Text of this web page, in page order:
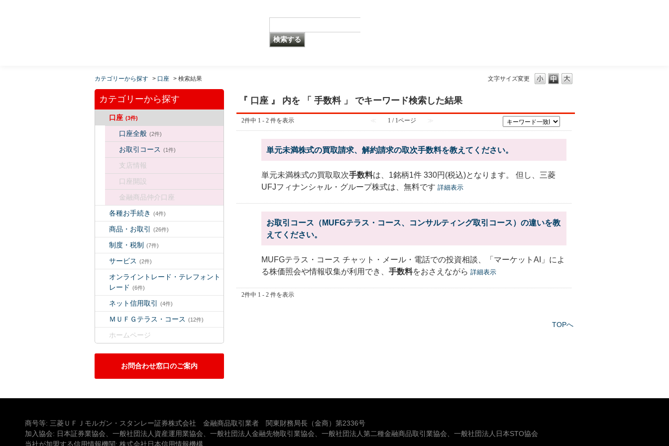
文字サイズ変更
カテゴリーから探す > 口座 > 検索結果
カテゴリーから探す
口座 (3件)
口座全般 (2件)
お取引コース (1件)
支店情報
口座開設
金融商品仲介口座
各種お手続き
(4件)
商品・お取引 (26件)
制度・税制 (7件)
サービス (2件)
オンライントレード・テレフォント
レード (6件)
ネット信用取引 (4件)
ＭＵＦＧテラス・コース (12件)
ホームページ
お問合わせ窓口のご案内
『 口座 』 内を 「 手数料 」 でキーワード検索した結果
2件中 1 - 2 件を表示 ≪ 1 / 1ページ ≫
単元未満株式の買取請求、解約請求の取次手数料を教えてください。
単元未満株式の買取取次手数料は、1銘柄1件 330円(税込)となります。 但し、三菱
UFJフィナンシャル・グループ株式は、無料です 詳細表示
お取引コース（MUFGテラス・コース、コンサルティング取引コース）の違いを教
えてください。
MUFGテラス・コース チャット・メール・電話での投資相談、「マーケットAI」によ
る株価照会や情報収集が利用でき、 手数料をおさえながら 詳細表示
2件中 1 - 2 件を表示
TOPへ
商号等: 三菱ＵＦＪモルガン・スタンレー証券株式会社 金融商品取引業者 関東財務局長（金商）第2336号
加入協会: 日本証券業協会、一般社団法人資産運用業協会、一般社団法人金融先物取引業協会、一般社団法人第二種金融商品取引業協会、一般社団法人日本STO協会
当社が加盟する信用情報機関: 株式会社日本信用情報機構